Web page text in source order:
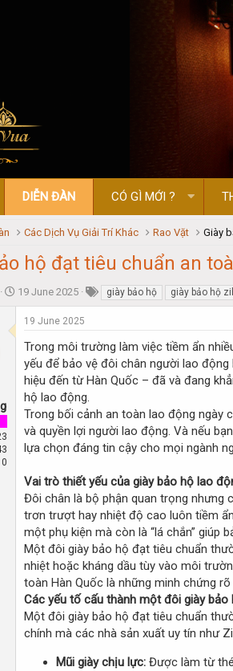
DIỄN ĐÀN CÓ GÌ MỚI ?
Các Dịch Vụ Giải Trí Khác Rao Vặt Giày
hộ đạt tiêu chuẩn an
S
t
19 June 2025 giày bảo hộ giày bảo hộ
0
19 June 2025
Trong môi trường làm việc tiềm ẩn
yếu để bảo vệ đôi chân người lao
hiệu đến từ Hàn Quốc – đã và đang
hộ lao động.
Trong bối cảnh an toàn lao động ngày
và quyền lợi người lao động. Và nếu
lựa chọn đáng tin cậy cho mọi ngành
Vai trò thiết yếu của giày bảo hộ lao
Đôi chân là bộ phận quan trọng nhưng
trơn trượt hay nhiệt độ cao luôn tiềm
một phụ kiện mà còn là “lá chắn” giúp
Một đôi giày bảo hộ đạt tiêu chuẩn
nhiệt hoặc kháng dầu tùy vào môi
toàn Hàn Quốc là những minh chứng
Các yếu tố cấu thành một đôi giày bảo
Một đôi giày bảo hộ đạt tiêu chuẩn
chính mà các nhà sản xuất uy tín như
Mũi giày chịu lực: Được làm từ